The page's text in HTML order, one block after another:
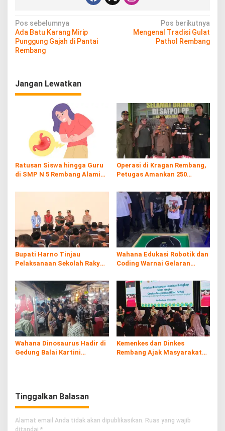
N
a
v
g
a
s
Pos sebelumnya
Ada Batu Karang Mirip
Punggung Gajah di Pantai
Rembang
Pos berikutnya
Mengenal Tradisi Gulat
Pathol Rembang
Jangan Lewatkan
Ratusan Siswa hingga Guru
di SMP N 5 Rembang Alami
Operasi di Kragan Rembang,
Petugas Amankan 250
Bupati Harno Tinjau
Pelaksanaan Sekolah Rakyat
Wahana Edukasi Robotik dan
Coding Warnai Gelaran
Wahana Dinosaurus Hadir di
Gedung Balai Kartini
Kemenkes dan Dinkes
Rembang Ajak Masyarakat
Tinggalkan Balasan
Alamat email Anda tidak akan dipublikasikan. Ruas yang wajib
ditandai *